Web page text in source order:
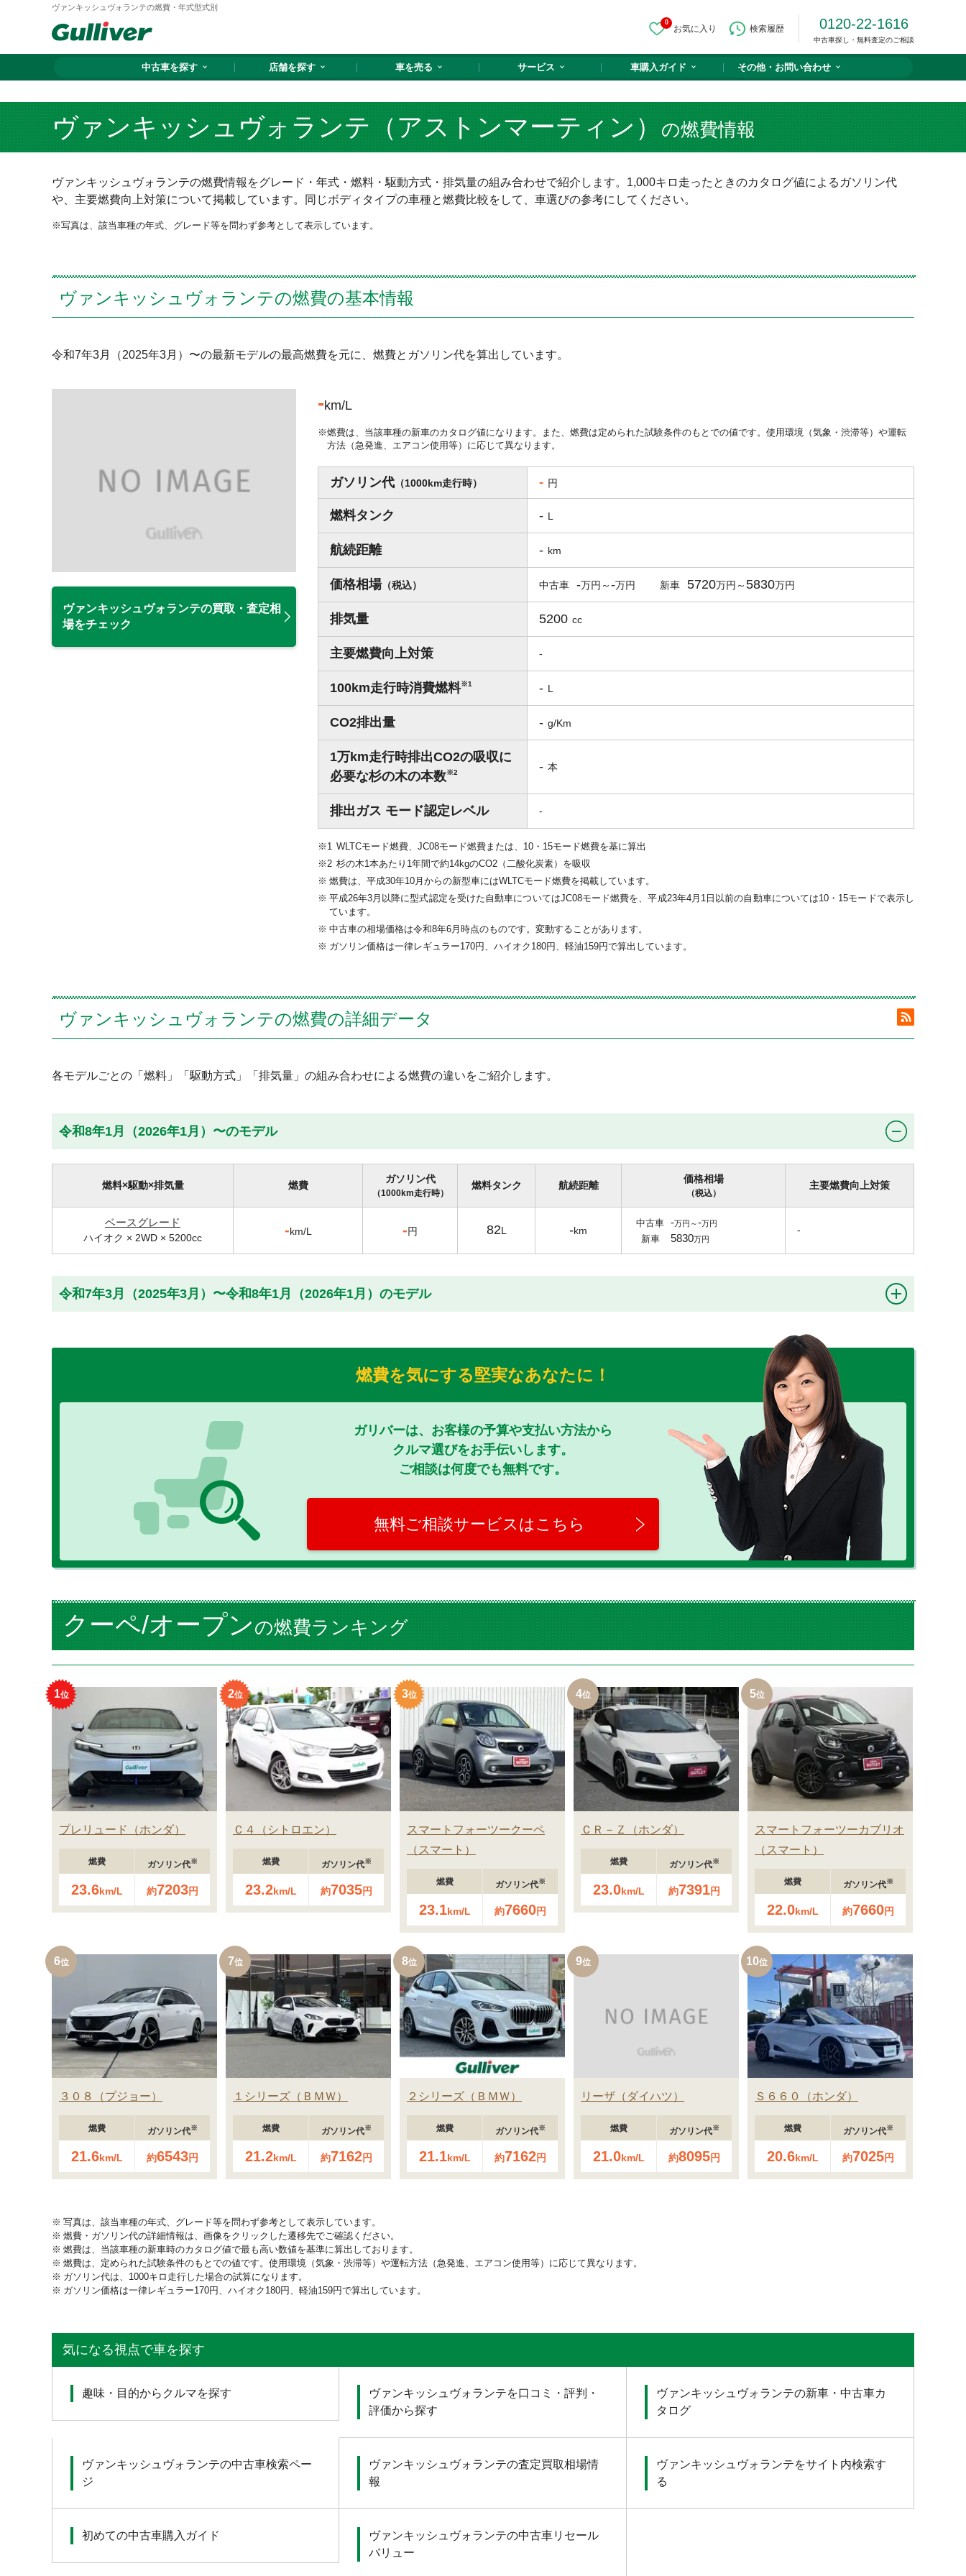
ヴァンキッシュヴォランテの燃費・年式型式別
0
お気に入り 検索履歴 0120-22-1616
中古車探し・無料査定のご相談
中古車を探す 店舗を探す 車を売る サービス 車購入ガイド その他・ お問い合わせ
ヴァンキッシュヴォランテ（アストンマーティン）の燃費情報
ヴァンキッシュヴォランテの燃費情報をグレード・年式・燃料・駆動方式・排気量の組み合わせで紹介します。1,000キロ走ったときのカタログ値によるガソリン代
や、主要燃費向上対策について掲載しています。同じボディタイプの車種と燃費比較をして、車選びの参考にしてください。
写真は、該当車種の年式、グレード等を問わず参考として表示しています。
ヴァンキッシュヴォランテの燃費の基本情報
令和7年3月（2025年3月）〜の最新モデルの最高燃費を元に、燃費とガソリン代を算出しています。
ヴァンキッシュヴォランテの買取・査定相
場をチェック
-km/L
燃費は、当該車種の新車のカタログ値になります。また、燃費は定められた試験条件のもとでの値です。使用環境（気象・渋滞等）や運転
方法（急発進、エアコン使用等）に応じて異なります。
ガソリン代 （1000km走行時） - 円
燃料タンク - L
航続距離 - km
価格相場（税込） 中古車 - - 新車 5720 5830
排気量 5200 cc
主要燃費向上対策 -
100km走行時消費燃料※1 - L
CO2排出量 - g/Km
1万km走行時排出CO2の吸収に
必要な杉の木の本数※2 - 本
排出ガス モード認定レベル -
WLTCモード燃費、JC08モード燃費または、10・15モード燃費を基に算出
杉の木1本あたり1年間で約14kgのCO2（二酸化炭素）を吸収
燃費は、平成30年10月からの新型車にはWLTCモード燃費を掲載しています。
平成26年3月以降に型式認定を受けた自動車についてはJC08モード燃費を、平成23年4月1日以前の自動車については10・15モードで表示し
ています。
中古車の相場価格は令和8年6月時点のものです。変動することがあります。
ガソリン価格は一律レギュラー170円、ハイオク180円、軽油159円で算出しています。
ヴァンキッシュヴォランテの燃費の詳細データ
各モデルごとの「燃料」「駆動方式」「排気量」の組み合わせによる燃費の違いをご紹介します。
令和8年1月（2026年1月）〜のモデル
燃料×駆動×排気量 燃費
ガソリン代
（1000km走行時）
燃料タンク 航続距離
価格相場
（税込）
主要燃費向上対策
ベースグレード
ハイオク × 2WD × 5200cc -km/L -円 82L -km
中古車 - -
新車 5830
-
令和7年3月（2025年3月）〜令和8年1月（2026年1月）のモデル
燃費を気にする堅実なあなたに！
ガリバーは、お客様の予算や支払い方法から
クルマ選びをお手伝いします。
ご相談は何度でも無料です。
無料ご相談サービスはこちら
クーペ/オープンの燃費ランキング
1
プレリュード ホンダ
燃費
23.6km/L
ガソリン代※
約7203円
2
Ｃ４ シトロエン
燃費
23.2km/L
ガソリン代※
約7035円
3
スマートフォーツークーペ
スマート
燃費
23.1km/L
ガソリン代※
約7660円
4
ＣＲ－Ｚ ホンダ
燃費
23.0km/L
ガソリン代※
約7391円
5
スマートフォーツーカブリオ
スマート
燃費
22.0km/L
ガソリン代※
約7660円
6
３０８ プジョー
燃費
21.6km/L
ガソリン代※
約6543円
7
１シリーズ ＢＭＷ
燃費
21.2km/L
ガソリン代※
約7162円
8
２シリーズ ＢＭＷ
燃費
21.1km/L
ガソリン代※
約7162円
9
リーザ ダイハツ
燃費
21.0km/L
ガソリン代※
約8095円
10
Ｓ６６０ ホンダ
燃費
20.6km/L
ガソリン代※
約7025円
写真は、該当車種の年式、グレード等を問わず参考として表示しています。
燃費・ガソリン代の詳細情報は、画像をクリックした遷移先でご確認ください。
燃費は、当該車種の新車時のカタログ値で最も高い数値を基準に算出しております。
燃費は、定められた試験条件のもとでの値です。使用環境（気象・渋滞等）や運転方法（急発進、エアコン使用等）に応じて異なります。
ガソリン代は、1000キロ走行した場合の試算になります。
ガソリン価格は一律レギュラー170円、ハイオク180円、軽油159円で算出しています。
気になる視点で車を探す
趣味・目的からクルマを探す
ヴァンキッシュヴォランテを口コミ・評判・
評価から探す
ヴァンキッシュヴォランテの新車・中古車カ
タログ
ヴァンキッシュヴォランテの中古車検索ペー
ジ
ヴァンキッシュヴォランテの査定買取相場情
報
ヴァンキッシュヴォランテをサイト内検索す
る
初めての中古車購入ガイド
ヴァンキッシュヴォランテの中古車リセール
バリュー